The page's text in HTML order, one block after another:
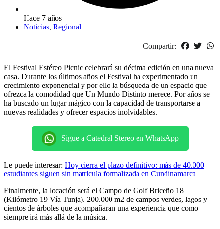
Hace 7 años
Noticias, Regional
Compartir:
El Festival Estéreo Picnic celebrará su décima edición en una nueva
casa. Durante los últimos años el Festival ha experimentado un
crecimiento exponencial y por ello la búsqueda de un espacio que
ofrezca la comodidad que Un Mundo Distinto merece. Por años se
ha buscado un lugar mágico con la capacidad de transportarse a
nuevas realidades y ofrecer espacios inolvidables.
Sigue a Catedral Stereo en WhatsApp
Le puede interesar: Hoy cierra el plazo definitivo: más de 40.000
estudiantes siguen sin matrícula formalizada en Cundinamarca
Finalmente, la locación será el Campo de Golf Briceño 18
(Kilómetro 19 Vía Tunja). 200.000 m2 de campos verdes, lagos y
cientos de árboles que acompañarán una experiencia que como
siempre irá más allá de la música.